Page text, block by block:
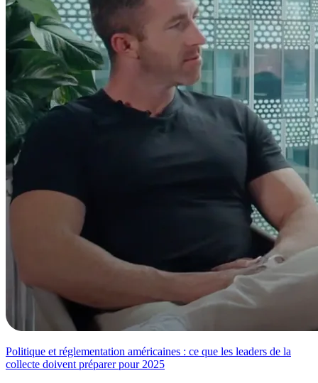
Politique et réglementation américaines : ce que les leaders de la
collecte doivent préparer pour 2025